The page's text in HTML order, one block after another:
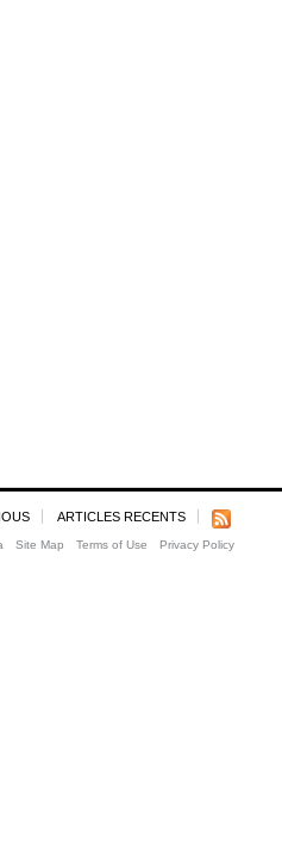
ARTICLES RECENTS
Site Map Terms of Use Privacy Policy